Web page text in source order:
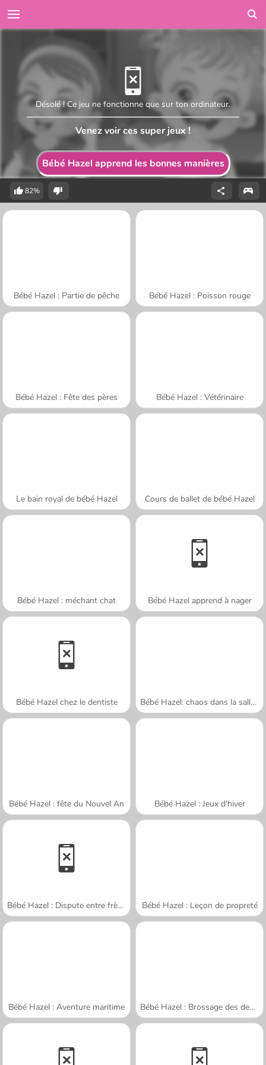
Bébé Hazel apprend les bonnes manières
Désolé ! Ce jeu ne fonctionne que sur ton ordinateur.
Venez voir ces super jeux !
82%
Bébé Hazel : Partie de pêche Bébé Hazel : Poisson rouge
Bébé Hazel : Fête des pères Bébé Hazel : Vétérinaire
Le bain royal de bébé Hazel Cours de ballet de bébé Hazel
Bébé Hazel : méchant chat Bébé Hazel apprend à nager
Bébé Hazel chez le dentiste Bébé Hazel: chaos dans la salle de bains
Bébé Hazel : fête du Nouvel An Bébé Hazel : Jeux d'hiver
Bébé Hazel : Dispute entre frère et sœur Bébé Hazel : Leçon de propreté
Bébé Hazel : Aventure maritime Bébé Hazel : Brossage des dents